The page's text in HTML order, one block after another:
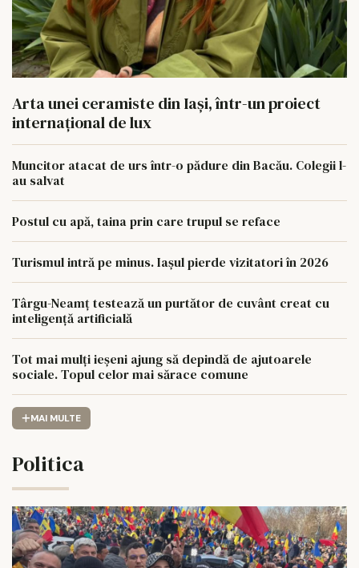
Arta unei ceramiste din Iași, într-un proiect
internațional de lux
Muncitor atacat de urs într-o pădure din Bacău. Colegii l-
au salvat
Postul cu apă, taina prin care trupul se reface
Turismul intră pe minus. Iașul pierde vizitatori în 2026
Târgu-Neamț testează un purtător de cuvânt creat cu
inteligență artificială
Tot mai mulți ieșeni ajung să depindă de ajutoarele
sociale. Topul celor mai sărace comune
MAI MULTE
Politica